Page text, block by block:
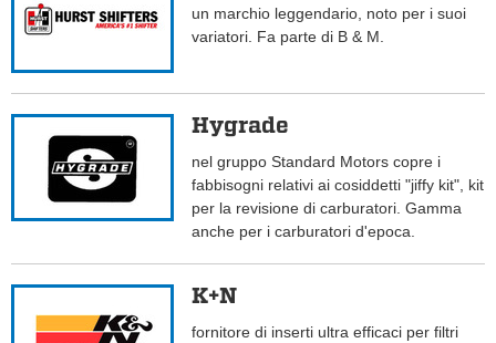
un marchio leggendario, noto per i suoi
variatori. Fa parte di B & M.
Hygrade
nel gruppo Standard Motors copre i
fabbisogni relativi ai cosiddetti "jiffy kit", kit
per la revisione di carburatori. Gamma
anche per i carburatori d'epoca.
K+N
fornitore di inserti ultra efficaci per filtri